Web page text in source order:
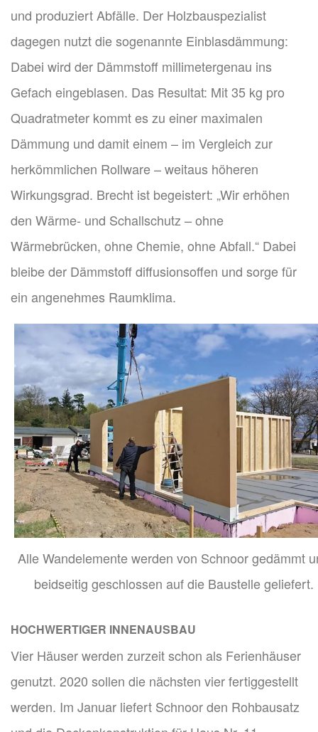
und produziert Abfälle. Der Holzbauspezialist
dagegen nutzt die sogenannte Einblasdämmung:
Dabei wird der Dämmstoff millimetergenau ins
Gefach eingeblasen. Das Resultat: Mit 35 kg pro
Quadratmeter kommt es zu einer maximalen
Dämmung und damit einem – im Vergleich zur
herkömmlichen Rollware – weitaus höheren
Wirkungsgrad. Brecht ist begeistert: „Wir erhöhen
den Wärme- und Schallschutz – ohne
Wärmebrücken, ohne Chemie, ohne Abfall.“ Dabei
bleibe der Dämmstoff diffusionsoffen und sorge für
ein angenehmes Raumklima.
Alle Wandelemente werden von Schnoor gedämmt
beidseitig geschlossen auf die Baustelle geliefert.
HOCHWERTIGER INNENAUSBAU
Vier Häuser werden zurzeit schon als Ferienhäuser
genutzt. 2020 sollen die nächsten vier fertiggestellt
werden. Im Januar liefert Schnoor den Rohbausatz